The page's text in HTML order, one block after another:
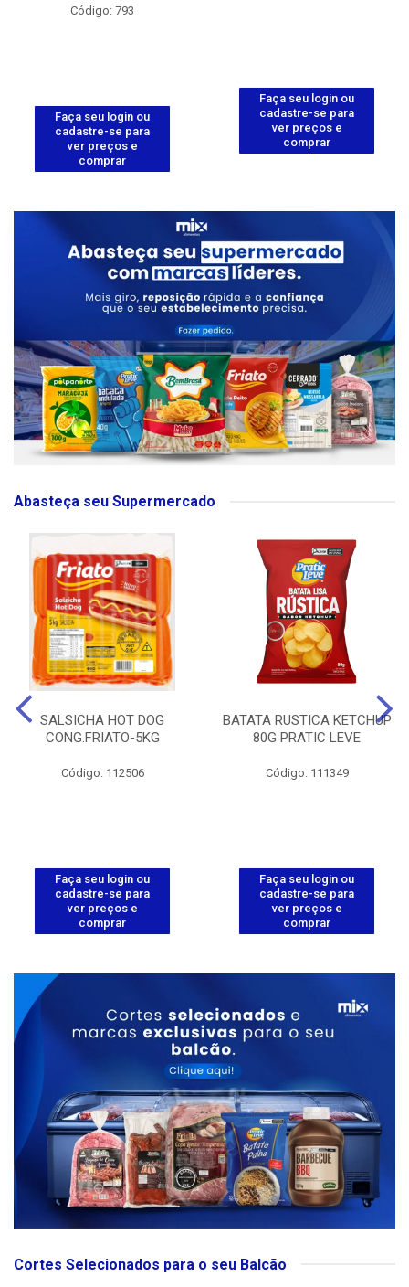
Código: 793
Faça seu login ou
cadastre-se para
ver preços e
comprar
Faça seu login ou
cadastre-se para
ver preços e
comprar
Abasteça seu Supermercado
SALSICHA HOT DOG
CONG.FRIATO-5KG
Código: 112506
Faça seu login ou
cadastre-se para
ver preços e
comprar
BATATA RUSTICA KETCHUP
80G PRATIC LEVE
Código: 111349
Faça seu login ou
cadastre-se para
ver preços e
comprar
Cortes Selecionados para o seu Balcão